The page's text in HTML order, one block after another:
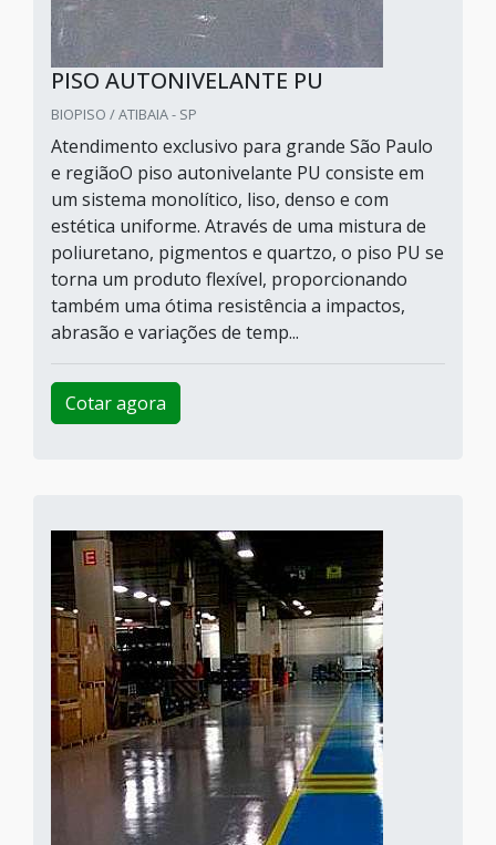
PISO AUTONIVELANTE PU
BIOPISO / ATIBAIA - SP
Atendimento exclusivo para grande São Paulo
e regiãoO piso autonivelante PU consiste em
um sistema monolítico, liso, denso e com
estética uniforme. Através de uma mistura de
poliuretano, pigmentos e quartzo, o piso PU se
torna um produto flexível, proporcionando
também uma ótima resistência a impactos,
abrasão e variações de temp...
Cotar agora